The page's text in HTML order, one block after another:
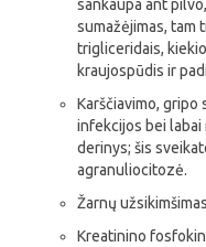
sankaupa ant
sumažėjimas, tam
trigliceridais,
kraujospūdis ir
Karščiavimo, gripo
infekcijos bei labai
derinys; šis
agranuliocitozė.
Žarnų
Kreatinino